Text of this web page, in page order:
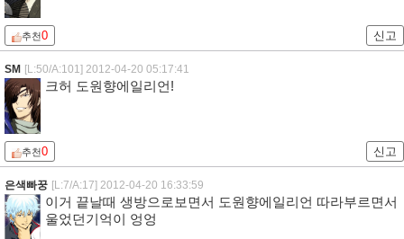
추천0 신고
SM [L:50/A:101] 2012-04-20 05:17:41
크허 도원향에일리언!
추천0 신고
은색빠꿍 [L:7/A:17] 2012-04-20 16:33:59
이거 끝날때 생방으로보면서 도원향에일리언 따라부르면서
울었던기억이 엉엉